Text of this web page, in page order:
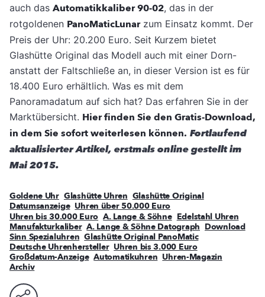
auch das Automatikkaliber 90-02, das in der
rotgoldenen PanoMaticLunarzum Einsatz kommt. Der
Preis der Uhr: 20.200 Euro. Seit Kurzem bietet
Glashütte Original das Modell auch mit einer Dorn-
anstatt der Faltschließe an, in dieser Version ist es für
18.400 Euro erhältlich. Was es mit dem
Panoramadatum auf sich hat? Das erfahren Sie in der
Marktübersicht. Hier finden Sie den Gratis-Download,
in dem Sie sofort weiterlesen können. Fortlaufend
aktualisierter Artikel, erstmals online gestellt im
Mai 2015.
Goldene Uhr Glashütte Uhren Glashütte Original
Datumsanzeige Uhren über 50.000 Euro
Uhren bis 30.000 Euro A. Lange & Söhne Edelstahl Uhren
Manufakturkaliber A. Lange & Söhne Datograph Download
Sinn Spezialuhren Glashütte Original PanoMatic
Deutsche Uhrenhersteller Uhren bis 3.000 Euro
Großdatum-Anzeige Automatikuhren Uhren-Magazin
Archiv